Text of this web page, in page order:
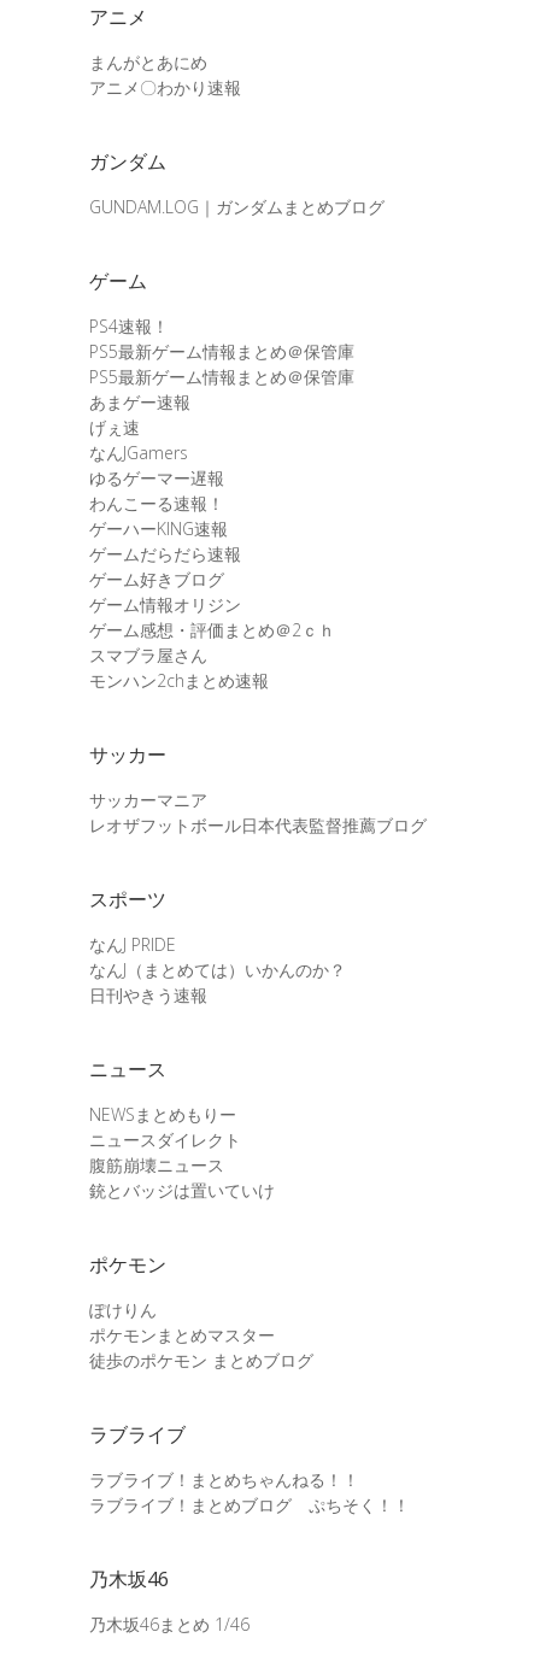
アニメ
まんがとあにめ
アニメ〇わかり速報
ガンダム
GUNDAM.LOG｜ガンダムまとめブログ
ゲーム
PS4速報！
PS5最新ゲーム情報まとめ＠保管庫
PS5最新ゲーム情報まとめ＠保管庫
あまゲー速報
げぇ速
なんJGamers
ゆるゲーマー遅報
わんこーる速報！
ゲーハーKING速報
ゲームだらだら速報
ゲーム好きブログ
ゲーム情報オリジン
ゲーム感想・評価まとめ＠2ｃｈ
スマブラ屋さん
モンハン2chまとめ速報
サッカー
サッカーマニア
レオザフットボール日本代表監督推薦ブログ
スポーツ
なんJ PRIDE
なんJ（まとめては）いかんのか？
日刊やきう速報
ニュース
NEWSまとめもりー
ニュースダイレクト
腹筋崩壊ニュース
銃とバッジは置いていけ
ポケモン
ぽけりん
ポケモンまとめマスター
徒歩のポケモン まとめブログ
ラブライブ
ラブライブ！まとめちゃんねる！！
ラブライブ！まとめブログ ぷちそく！！
乃木坂46
乃木坂46まとめ 1/46